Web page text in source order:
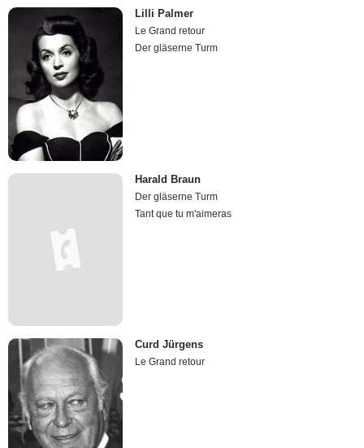
Lilli Palmer
Le Grand retour
Der gläserne Turm
Harald Braun
Der gläserne Turm
Tant que tu m'aimeras
Curd Jürgens
Le Grand retour